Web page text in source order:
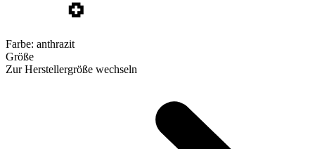
Farbe: anthrazit
Größe
Zur Herstellergröße wechseln